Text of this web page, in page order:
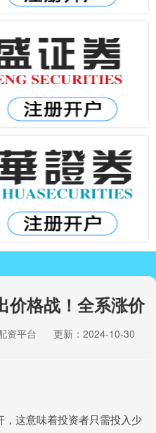
价格战！全系涨价
资平台
更新：2024-10-30
这意味着投资者只需投入少